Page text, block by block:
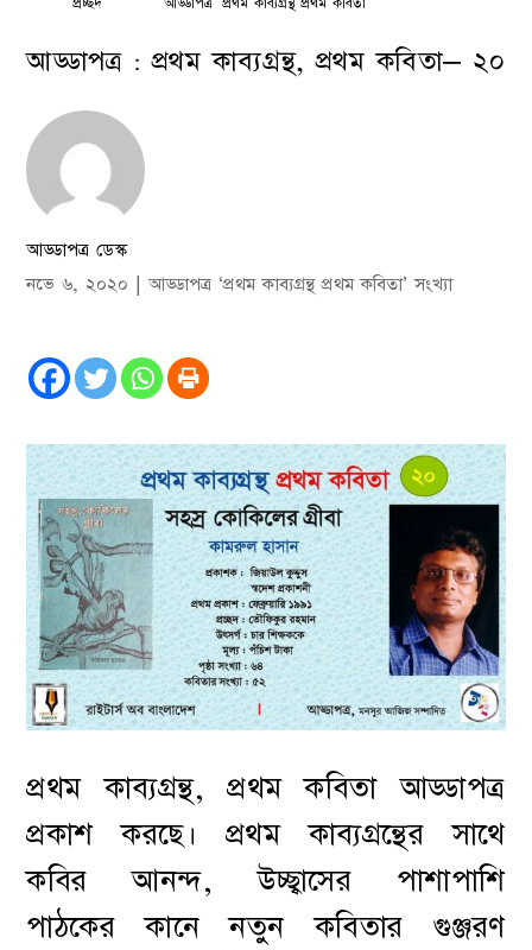
আড্ডাপত্র : প্রথম কাব্যগ্রন্থ, প্রথম কবিতা– ২০
আড্ডাপত্র ডেস্ক
নভে ৬, ২০২০ |আড্ডাপত্র ‘প্রথম কাব্যগ্রন্থ প্রথম কবিতা’ সংখ্যা
প্রথম কাব্যগ্রন্থ, প্রথম কবিতা আড্ডাপত্র
প্রকাশ করছে। প্রথম কাব্যগ্রন্থের সাথে
কবির আনন্দ, উচ্ছ্বাসের পাশাপাশি
পাঠকের কানে নতুন কবিতার গুঞ্জরণ